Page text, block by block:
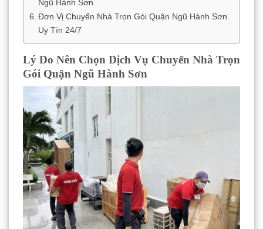
Ngũ Hành Sơn
Đơn Vị Chuyển Nhà Trọn Gói Quận Ngũ Hành Sơn
Uy Tín 24/7
Lý Do Nên Chọn Dịch Vụ Chuyển Nhà Trọn
Gói Quận Ngũ Hành Sơn